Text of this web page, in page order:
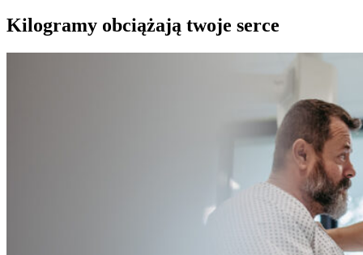
Kilogramy obciążają twoje serce